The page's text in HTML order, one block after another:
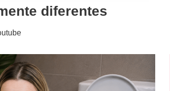
diferentes